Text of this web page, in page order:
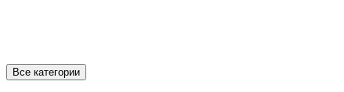
Все категории